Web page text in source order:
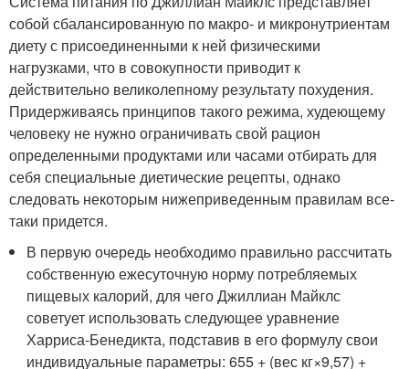
собой сбалансированную по макро- и микронутриентам
диету с присоединенными к ней физическими
нагрузками, что в совокупности приводит к
действительно великолепному результату похудения.
Придерживаясь принципов такого режима, худеющему
человеку не нужно ограничивать свой рацион
определенными продуктами или часами отбирать для
себя специальные диетические рецепты, однако
следовать некоторым нижеприведенным правилам все-
таки придется.
В первую очередь необходимо правильно рассчитать
собственную ежесуточную норму потребляемых
пищевых калорий, для чего Джиллиан Майклс
советует использовать следующее уравнение
Харриса-Бенедикта, подставив в его формулу свои
индивидуальные параметры: 655 + (вес кг×9,57) +